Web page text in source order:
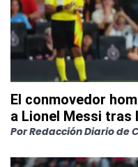
El conmovedor
a Lionel Messi tras
PorRedacción Diario de